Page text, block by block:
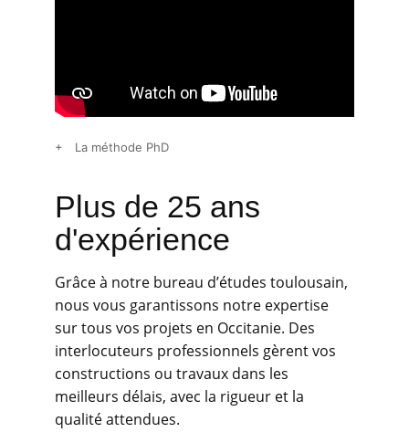
+ La méthode PhD
Plus de 25 ans
d'expérience
Grâce à notre bureau d’études toulousain,
nous vous garantissons notre expertise
sur tous vos projets en Occitanie. Des
interlocuteurs professionnels gèrent vos
constructions ou travaux dans les
meilleurs délais, avec la rigueur et la
qualité attendues.